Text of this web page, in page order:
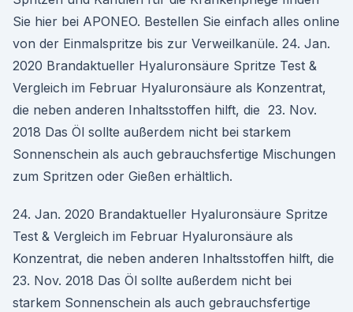
Sie hier bei APONEO. Bestellen Sie einfach alles online
von der Einmalspritze bis zur Verweilkanüle. 24. Jan.
2020 Brandaktueller Hyaluronsäure Spritze Test &
Vergleich im Februar Hyaluronsäure als Konzentrat,
die neben anderen Inhaltsstoffen hilft, die 23. Nov.
2018 Das Öl sollte außerdem nicht bei starkem
Sonnenschein als auch gebrauchsfertige Mischungen
zum Spritzen oder Gießen erhältlich.
24. Jan. 2020 Brandaktueller Hyaluronsäure Spritze
Test & Vergleich im Februar Hyaluronsäure als
Konzentrat, die neben anderen Inhaltsstoffen hilft, die
23. Nov. 2018 Das Öl sollte außerdem nicht bei
starkem Sonnenschein als auch gebrauchsfertige